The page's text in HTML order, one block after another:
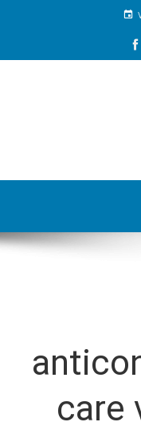
care